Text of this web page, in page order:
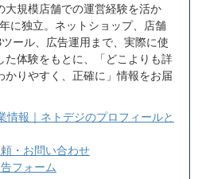
大規模店舗での運営経験を活か
に独立。ネットショップ、店舗
ール、広告運用まで、実際に使
た体験をもとに、「どこよりも詳
かりやすく、正確に」情報をお届
情報｜ネトデジのプロフィールと
・お問い合わせ
フォーム